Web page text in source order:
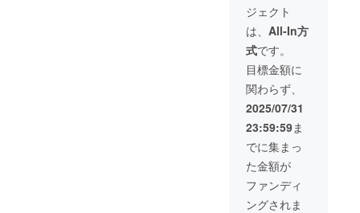
齢：8歳
以上 ・
サイズ
(長さ×
幅×高
さ)：
3cm×1
0cm×1
3.7cm
・材
質、素
材：
紙、
PVE、
プラ
ジェクト
は、 All-In方
式です。
目標金額に
関わらず、
2025/07/31
23:59:59ま
でに集まっ
た金額が
ファンディ
ングされま